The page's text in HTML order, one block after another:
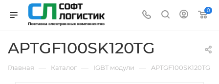
0
APTGF100SK120TG
Главная — Каталог — IGBT модули — APTGF100SK120TG